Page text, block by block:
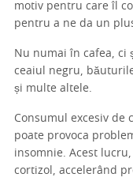
motiv pentru care îl
pentru a ne da un
Nu numai în cafea, ci
ceaiul negru,
și multe altele.
Consumul excesiv de
poate provoca
insomnie. Acest
cortizol, accelerând